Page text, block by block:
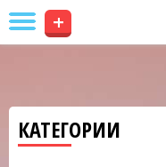
+
КАТЕГОРИИ